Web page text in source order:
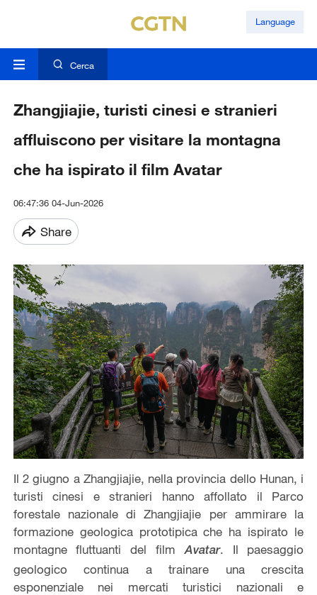
Language
Cerca
Zhangjiajie, turisti cinesi e stranieri
affluiscono per visitare la montagna
che ha ispirato il film Avatar
06:47:36 04-Jun-2026
Share
Il 2 giugno a Zhangjiajie, nella provincia dello Hunan, i
turisti cinesi e stranieri hanno affollato il Parco
forestale nazionale di Zhangjiajie per ammirare la
formazione geologica prototipica che ha ispirato le
montagne fluttuanti del filmAvatar. Il paesaggio
geologico continua a trainare una crescita
esponenziale nei mercati turistici nazionali e